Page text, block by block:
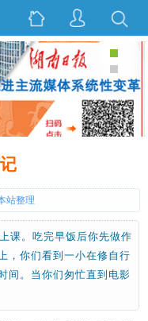
站整理
课。吃完早饭后你先做作
，你们看到一小在修自行
间。当你们匆忙直到电影